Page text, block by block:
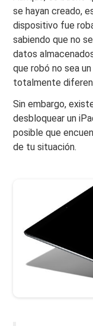
se hayan creado,
dispositivo fue
sabiendo que no
datos
que robó no sea
totalmente
Sin embargo,
desbloquear un
posible que
de tu situación.